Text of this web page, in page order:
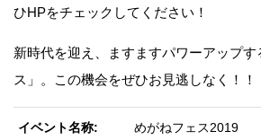
ひHPをチェックしてください！
新時代を迎え、ますますパワーアップす
ス」。この機会をぜひお見逃しなく！！
イベント名称 めがねフェス2019